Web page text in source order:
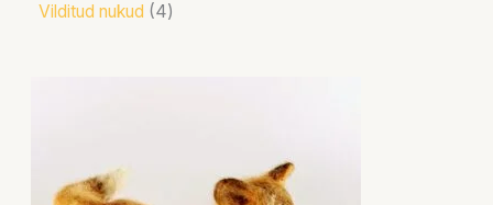
Vilditud nukud
4